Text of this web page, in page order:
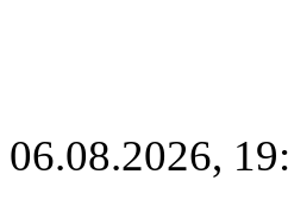
06.08.2026,